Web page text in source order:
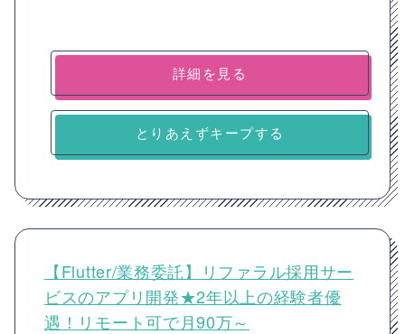
詳細を見る
とりあえずキープする
【Flutter/業務委託】リファラル採用サー
ビスのアプリ開発★2年以上の経験者優
遇！リモート可で月90万～